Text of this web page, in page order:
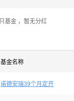
基金 ，暂无分红
基金名称
诺德安瑞39个月定开